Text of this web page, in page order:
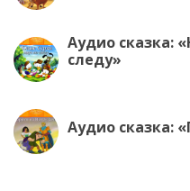
Аудио сказка:
следу»
Аудио сказка: